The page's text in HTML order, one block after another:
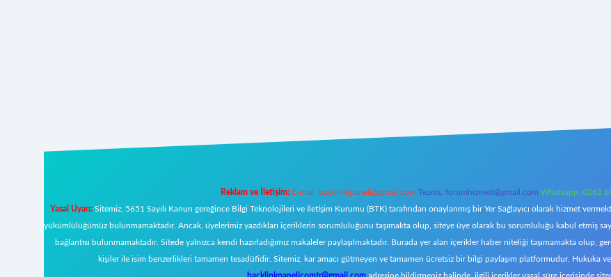
Reklam ve İletişim: E-mail: backlinkpaneli@gmail.com Teams: forumhizmeti@gmail.com Whatsapp: 0262
Yasal Uyarı:Sitemiz, 5651 Sayılı Kanun gereğince Bilgi Teknolojileri ve İletişim Kurumu (BTK) tarafından onaylanmış bir Yer Sağlayıcı olarak hizmet
yükümlülüğümüz bulunmamaktadır. Ancak, üyelerimiz yazdıkları içeriklerin sorumluluğunu taşımakta olup, siteye üye olarak bu sorumluluğu kabul etmiş
bağlantısı bulunmamaktadır. Sitede yalnızca kendi hazırladığımız makaleler paylaşılmaktadır. Burada yer alan içerikler haber niteliği taşımamakta olup,
kişiler ile isim benzerlikleri tamamen tesadüfidir. Sitemiz, kar amacı gütmeyen ve tamamen ücretsiz bir bilgi paylaşım platformudur. Hukuka